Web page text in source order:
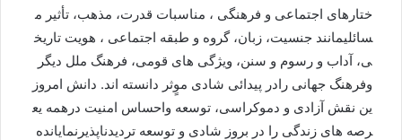
ختارهای اجتماعی و فرهنگی ، مناسبات قدرت، مذهب، تأثیر م
سائلیمانند جنسیت، زبان، گروه و طبقه اجتماعی ، هویت تاریخ
ی، آداب و رسوم و سنن، ویژگی های قومی، فرهنگ ملل دیگر
وفرهنگ جهانی رادر پیدائی شادی موٍثر دانسته اند. دانش امروز
ین نقش آزادی و دموکراسی، توسعه واحساس امنيت درهمه یع
رصه های زندگی را در بروز شادی و توسعه تردیدناپذیرنمایانده